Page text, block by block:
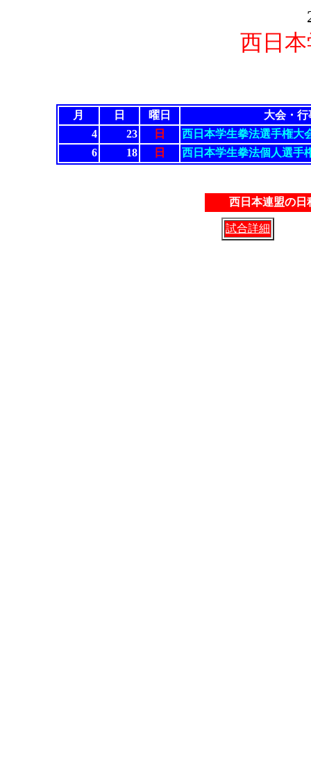
西日
月 日 曜日
大会・行
4
23 日
西日本学生拳法選手権大
6
18 日 西日本学生拳法個人選手
西日本連盟の日
試合詳細